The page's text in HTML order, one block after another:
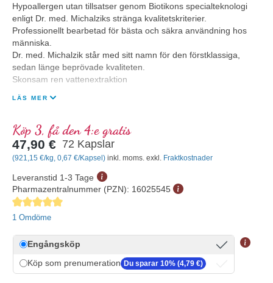
Hypoallergen utan tillsatser genom Biotikons specialteknologi
enligt Dr. med. Michalziks stränga kvalitetskriterier.
Professionellt bearbetad för bästa och säkra användning hos
människa.
Dr. med. Michalzik står med sitt namn för den förstklassiga,
sedan länge beprövade kvaliteten.
Skonsam ren vattenextraktion
LÄS MER
Köp 3, få den 4:e gratis
47,90 € 72 Kapslar
(921,15 €/kg, 0,67 €/Kapsel) inkl. moms. exkl. Fraktkostnader
Leveranstid 1-3 Tage
Pharmazentralnummer (PZN): 16025545
Genomsnittligt betyg på 5 av 5 stjärnor
1 Omdöme
Engångsköp
Köp som prenumeration Du sparar 10% (4,79 €)